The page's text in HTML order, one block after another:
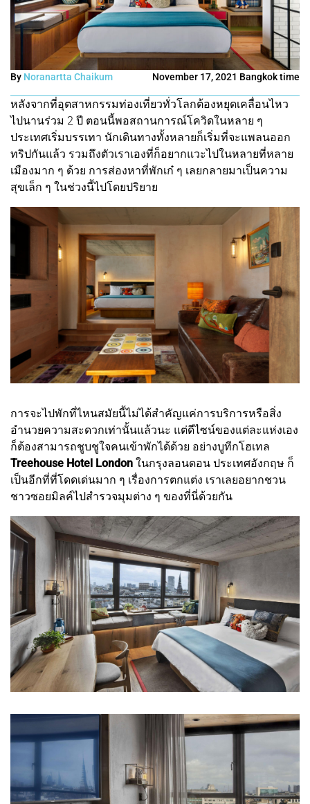
By Noranartta Chaikum November 17, 2021 Bangkok time
หลังจากที่อุตสาหกรรมท่องเที่ยวทั่วโลกต้องหยุดเคลื่อนไหว
ไปนานร่วม 2 ปี ตอนนี้พอสถานการณ์โควิดในหลาย ๆ
ประเทศเริ่มบรรเทา นักเดินทางทั้งหลายก็เริ่มที่จะแพลนออก
ทริปกันแล้ว รวมถึงตัวเราเองที่ก็อยากแวะไปในหลายที่หลาย
เมืองมาก ๆ ด้วย การส่องหาที่พักเก๋ ๆ เลยกลายมาเป็นความ
สุขเล็ก ๆ ในช่วงนี้ไปโดยปริยาย
การจะไปพักที่ไหนสมัยนี้ไม่ได้สำคัญแค่การบริการหรือสิ่ง
อำนวยความสะดวกเท่านั้นแล้วนะ แต่ดีไซน์ของแต่ละแห่งเอง
ก็ต้องสามารถชูบชูใจคนเข้าพักได้ด้วย อย่างบูทีกโฮเทล
Treehouse Hotel London ในกรุงลอนดอน ประเทศอังกฤษ ก็
เป็นอีกที่ที่โดดเด่นมาก ๆ เรื่องการตกแต่ง เราเลยอยากชวน
ชาวซอยมิลค์ไปสำรวจมุมต่าง ๆ ของที่นี่ด้วยกัน